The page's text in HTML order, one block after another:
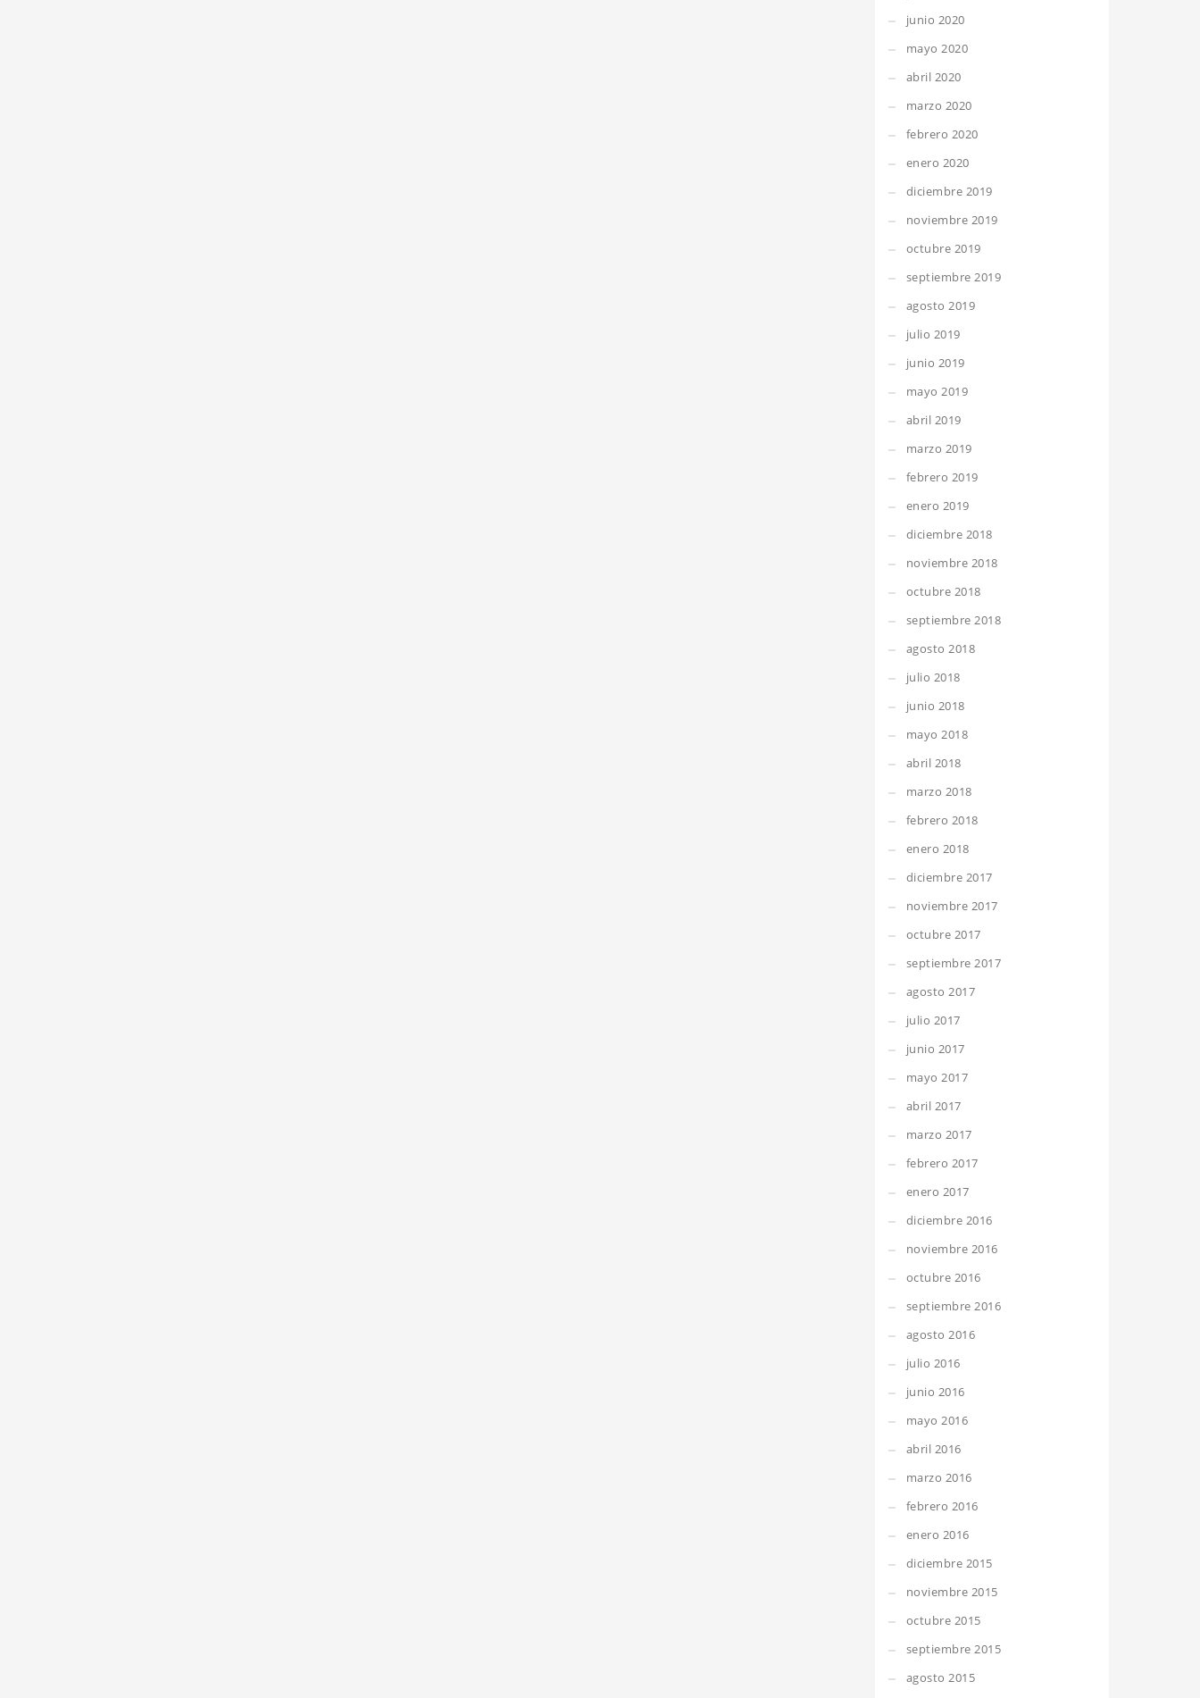
junio 2020
mayo 2020
abril 2020
marzo 2020
febrero 2020
enero 2020
diciembre 2019
noviembre 2019
octubre 2019
septiembre 2019
agosto 2019
julio 2019
junio 2019
mayo 2019
abril 2019
marzo 2019
febrero 2019
enero 2019
diciembre 2018
noviembre 2018
octubre 2018
septiembre 2018
agosto 2018
julio 2018
junio 2018
mayo 2018
abril 2018
marzo 2018
febrero 2018
enero 2018
diciembre 2017
noviembre 2017
octubre 2017
septiembre 2017
agosto 2017
julio 2017
junio 2017
mayo 2017
abril 2017
marzo 2017
febrero 2017
enero 2017
diciembre 2016
noviembre 2016
octubre 2016
septiembre 2016
agosto 2016
julio 2016
junio 2016
mayo 2016
abril 2016
marzo 2016
febrero 2016
enero 2016
diciembre 2015
noviembre 2015
octubre 2015
septiembre 2015
agosto 2015